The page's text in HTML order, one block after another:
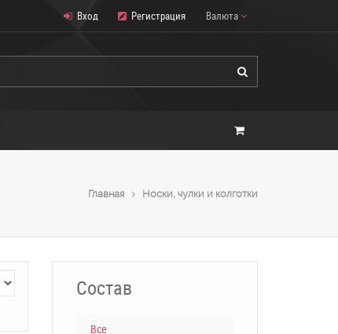
Валюта
Вход Регистрация
Главная Носки, чулки и колготки
Состав
Все